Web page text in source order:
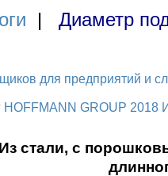
| Диаметр
для предприятий и
HOFFMANN GROUP 2018
стали, с